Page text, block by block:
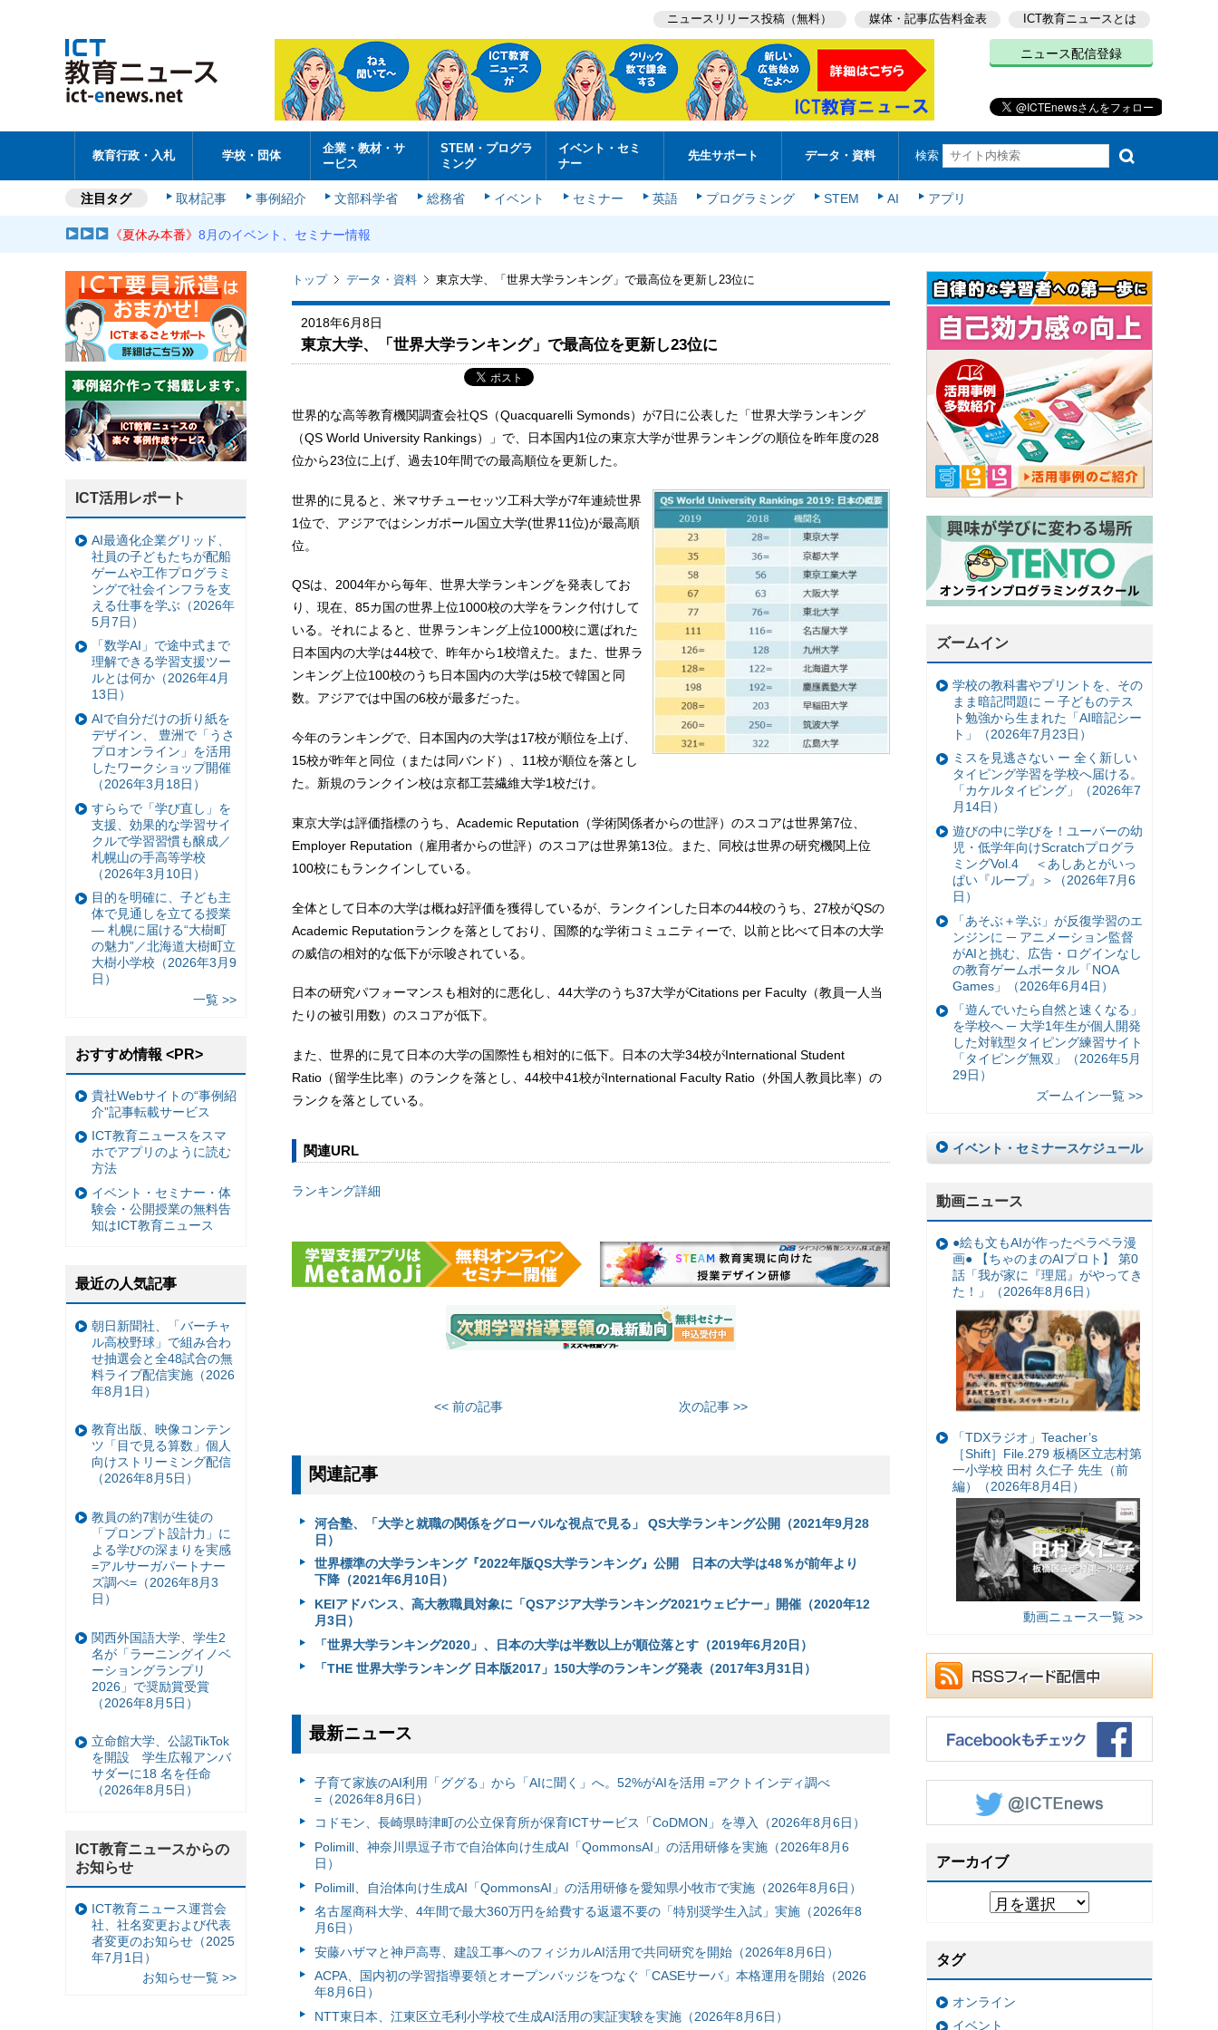
ニュースリリース投稿（無料） 媒体・記事広告料金表 ICT教育ニュースとは
ニュース配信登録
教育行政・入札 学校・団体
企業・教材・サ
ービス
STEM・プログラ
ミング
イベント・セミ
ナー
先生サポート データ・資料 検索
注目タグ 取材記事 事例紹介 文部科学省 総務省 イベント セミナー 英語 プログラミング STEM AI アプリ
《夏休み本番》8月のイベント、セミナー情報
トップ データ・資料 東京大学、「世界大学ランキング」で最高位を更新し23位に
2018年6月8日
東京大学、「世界大学ランキング」で最高位を更新し23位に
世界的な高等教育機関調査会社QS（Quacquarelli Symonds）が7日に公表した「世界大学ランキング
（QS World University Rankings）」で、日本国内1位の東京大学が世界ランキングの順位を昨年度の28
位から23位に上げ、過去10年間での最高順位を更新した。
世界的に見ると、米マサチューセッツ工科大学が7年連続世界
1位で、アジアではシンガポール国立大学(世界11位)が最高順
位。
QSは、2004年から毎年、世界大学ランキングを発表してお
り、現在、85カ国の世界上位1000校の大学をランク付けして
いる。それによると、世界ランキング上位1000校に選ばれた
日本国内の大学は44校で、昨年から1校増えた。また、世界ラ
ンキング上位100校のうち日本国内の大学は5校で韓国と同
数。アジアでは中国の6校が最多だった。
今年のランキングで、日本国内の大学は17校が順位を上げ、
15校が昨年と同位（または同バンド）、11校が順位を落とし
た。新規のランクイン校は京都工芸繊維大学1校だけ。
東京大学は評価指標のうち、Academic Reputation（学術関係者からの世評）のスコアは世界第7位、
Employer Reputation（雇用者からの世評）のスコアは世界第13位。また、同校は世界の研究機関上位
100校にもランクインしている。
全体として日本の大学は概ね好評価を獲得しているが、ランクインした日本の44校のうち、27校がQSの
Academic Reputationランクを落としており、国際的な学術コミュニティーで、以前と比べて日本の大学
の威信の相対的な低下が示唆されている。
日本の研究パフォーマンスも相対的に悪化し、44大学のうち37大学がCitations per Faculty（教員一人当
たりの被引用数）のスコアが低下。
また、世界的に見て日本の大学の国際性も相対的に低下。日本の大学34校がInternational Student
Ratio（留学生比率）のランクを落とし、44校中41校がInternational Faculty Ratio（外国人教員比率）の
ランクを落としている。
関連URL
ランキング詳細
<< 前の記事 次の記事 >>
関連記事
河合塾、「大学と就職の関係をグローバルな視点で見る」 QS大学ランキング公開（2021年9月28
日）
世界標準の大学ランキング『2022年版QS大学ランキング』公開 日本の大学は48％が前年より
下降（2021年6月10日）
KEIアドバンス、高大教職員対象に「QSアジア大学ランキング2021ウェビナー」開催（2020年12
月3日）
「世界大学ランキング2020」、日本の大学は半数以上が順位落とす（2019年6月20日）
「THE 世界大学ランキング 日本版2017」150大学のランキング発表（2017年3月31日）
最新ニュース
子育て家族のAI利用「ググる」から「AIに聞く」へ。52%がAIを活用 =アクトインディ調べ
=（2026年8月6日）
コドモン、長崎県時津町の公立保育所が保育ICTサービス「CoDMON」を導入（2026年8月6日）
Polimill、神奈川県逗子市で自治体向け生成AI「QommonsAI」の活用研修を実施（2026年8月6
日）
Polimill、自治体向け生成AI「QommonsAI」の活用研修を愛知県小牧市で実施（2026年8月6日）
名古屋商科大学、4年間で最大360万円を給費する返還不要の「特別奨学生入試」実施（2026年8
月6日）
安藤ハザマと神戸高専、建設工事へのフィジカルAI活用で共同研究を開始（2026年8月6日）
ACPA、国内初の学習指導要領とオープンバッジをつなぐ「CASEサーバ」本格運用を開始（2026
年8月6日）
NTT東日本、江東区立毛利小学校で生成AI活用の実証実験を実施（2026年8月6日）
ズームイン
学校の教科書やプリントを、その
まま暗記問題に ─ 子どものテス
ト勉強から生まれた「AI暗記シー
ト」（2026年7月23日）
ミスを見逃さない ー 全く新しい
タイピング学習を学校へ届ける。
「カケルタイピング」（2026年7
月14日）
遊びの中に学びを！ユーバーの幼
児・低学年向けScratchプログラ
ミングVol.4 ＜あしあとがいっ
ぱい『ループ』＞（2026年7月6
日）
「あそぶ＋学ぶ」が反復学習のエ
ンジンに ─ アニメーション監督
がAIと挑む、広告・ログインなし
の教育ゲームポータル「NOA
Games」（2026年6月4日）
「遊んでいたら自然と速くなる」
を学校へ ─ 大学1年生が個人開発
した対戦型タイピング練習サイト
「タイピング無双」（2026年5月
29日）
ズームイン一覧 >>
イベント・セミナースケジュール
動画ニュース
●絵も文もAIが作ったペラペラ漫
画● 【ちゃのまのAIプロト】 第0
話「我が家に『理屈』がやってき
た！」（2026年8月6日）
「TDXラジオ」Teacher’s
［Shift］File.279 板橋区立志村第
一小学校 田村 久仁子 先生（前
編）（2026年8月4日）
動画ニュース一覧 >>
アーカイブ
タグ
オンライン
イベント
ICT活用レポート
AI最適化企業グリッド、
社員の子どもたちが配船
ゲームや工作プログラミ
ングで社会インフラを支
える仕事を学ぶ（2026年
5月7日）
「数学AI」で途中式まで
理解できる学習支援ツー
ルとは何か（2026年4月
13日）
AIで自分だけの折り紙を
デザイン、 豊洲で「うさ
プロオンライン」を活用
したワークショップ開催
（2026年3月18日）
すららで「学び直し」を
支援、効果的な学習サイ
クルで学習習慣も醸成／
札幌山の手高等学校
（2026年3月10日）
目的を明確に、子ども主
体で見通しを立てる授業
— 札幌に届ける“大樹町
の魅力”／北海道大樹町立
大樹小学校（2026年3月9
日）
一覧 >>
おすすめ情報 <PR>
貴社Webサイトの“事例紹
介”記事転載サービス
ICT教育ニュースをスマ
ホでアプリのように読む
方法
イベント・セミナー・体
験会・公開授業の無料告
知はICT教育ニュース
最近の人気記事
朝日新聞社、「バーチャ
ル高校野球」で組み合わ
せ抽選会と全48試合の無
料ライブ配信実施（2026
年8月1日）
教育出版、映像コンテン
ツ「目で見る算数」個人
向けストリーミング配信
（2026年8月5日）
教員の約7割が生徒の
「プロンプト設計力」に
よる学びの深まりを実感
=アルサーガパートナー
ズ調べ=（2026年8月3
日）
関西外国語大学、学生2
名が「ラーニングイノベ
ーショングランプリ
2026」で奨励賞受賞
（2026年8月5日）
立命館大学、公認TikTok
を開設 学生広報アンバ
サダーに18 名を任命
（2026年8月5日）
ICT教育ニュースからの
お知らせ
ICT教育ニュース運営会
社、社名変更および代表
者変更のお知らせ（2025
年7月1日）
お知らせ一覧 >>